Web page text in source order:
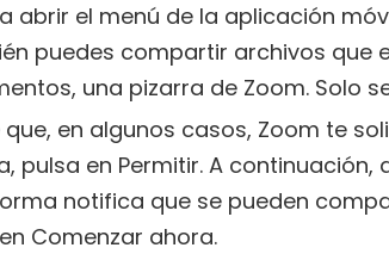
abrir el menú de la aplicación
puedes compartir archivos que
una pizarra de Zoom. Solo
que, en algunos casos, Zoom te
pulsa en Permitir. A
notifica que se pueden
Comenzar ahora.